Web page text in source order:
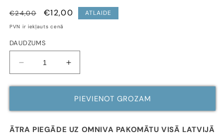
CENA
€24,00
CENA
AR
€12,00 ATLAIDE
PVN ir iekļauts cenā
DAUDZUMS
Samazināt
daudzumu
MATU
AIZSARDZĪBA
PRET
200
Palielināt
daudzumu
MATU
AIZSARDZĪBA
PRET
200
PIEVIENOT GROZAM
ĀTRA PIEGĀDE UZ OMNIVA PAKOMĀTU VISĀ LATVIJĀ